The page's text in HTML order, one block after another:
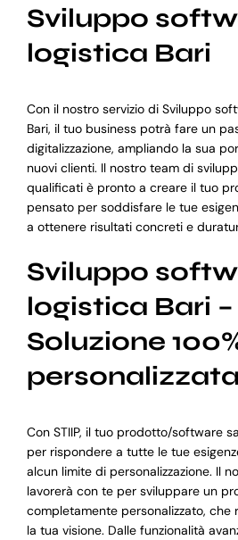
Sviluppo
logistica Bari
Con il nostro servizio di Sviluppo
Bari, il tuo business potrà fare un
digitalizzazione, ampliando la sua
nuovi clienti. Il nostro team di
qualificati è pronto a creare il tuo
pensato per soddisfare le tue
a ottenere risultati concreti e
Sviluppo
logistica Bari –
Soluzione
personalizzata
Con STIIP, il tuo prodotto/software
per rispondere a tutte le tue
alcun limite di personalizzazione. Il
lavorerà con te per sviluppare un
completamente personalizzato,
la tua visione. Dalle funzionalità